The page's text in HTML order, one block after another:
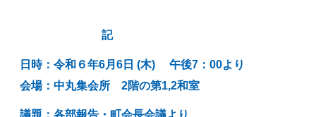
記
日時：令和６年6月6日 (木) 午後7：00より
会場：中丸集会所 2階の第1,2和室
議題：各部報告・町会長会議より